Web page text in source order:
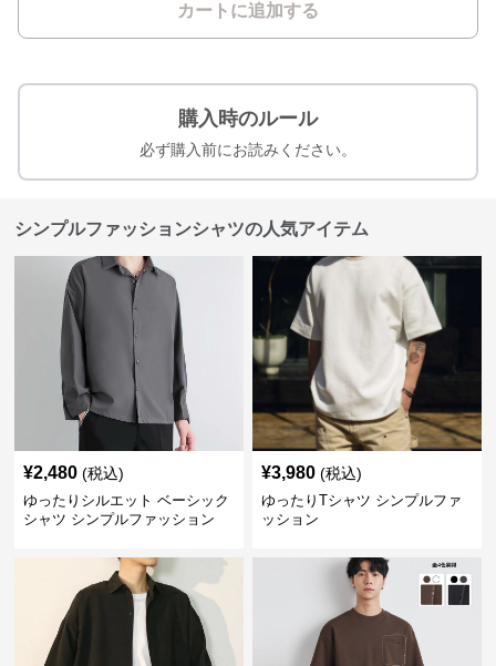
カートに追加する
購入時のルール
必ず購入前にお読みください。
シンプルファッションシャツの人気アイテム
¥2,480 (税込)
ゆったりシルエット ベーシック
シャツ シンプルファッション
¥3,980 (税込)
ゆったりTシャツ シンプルファ
ッション